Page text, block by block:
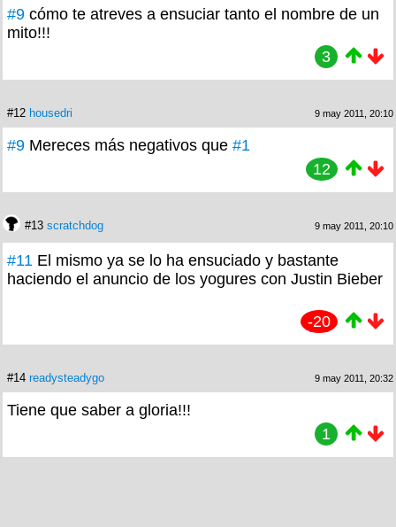
#9 cómo te atreves a ensuciar tanto el nombre de un
mito!!!
3
#12 housedri 9 may 2011, 20:10
#9 Mereces más negativos que #1
12
#13 scratchdog 9 may 2011, 20:10
#11 El mismo ya se lo ha ensuciado y bastante
haciendo el anuncio de los yogures con Justin Bieber
-20
#14 readysteadygo 9 may 2011, 20:32
Tiene que saber a gloria!!!
1